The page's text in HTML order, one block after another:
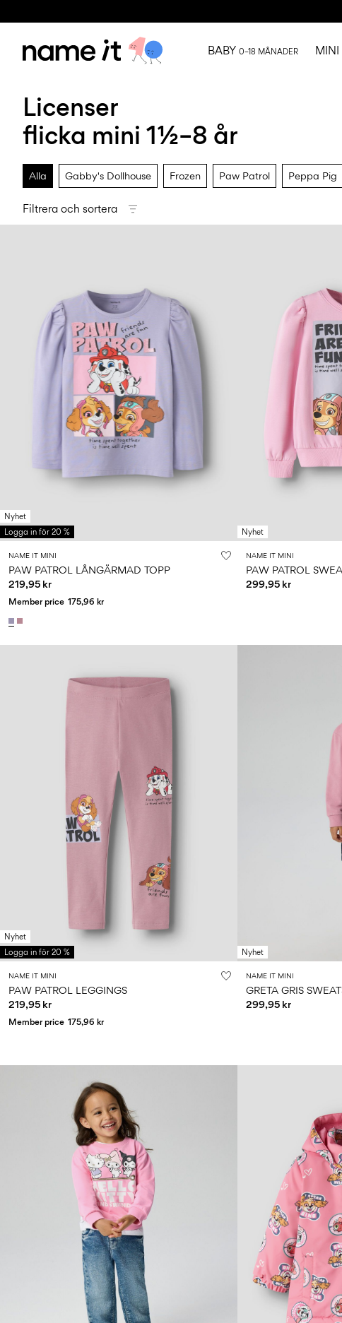
BABY 0–18 MÅNADER MINI
Licenser
flicka mini 1½–8 år
Alla Gabby's Dollhouse Frozen Paw Patrol Peppa Pig
Filtrera och sortera
Nyhet
Logga in för 20 %
NAME IT MINI
PAW PATROL LÅNGÄRMAD TOPP
219,95 kr
Member price 175,96 kr
Nyhet
NAME IT MINI
PAW PATROL
299,95 kr
Nyhet
Logga in för 20 %
NAME IT MINI
PAW PATROL LEGGINGS
219,95 kr
Member price 175,96 kr
Nyhet
NAME IT MINI
GRETA GRIS
299,95 kr